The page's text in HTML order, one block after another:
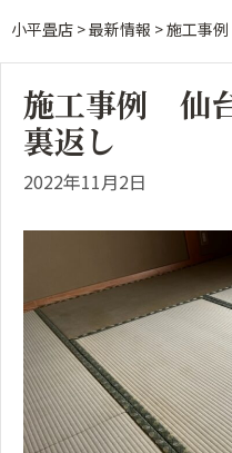
小平畳店 >最新情報 >施工事例
施工事例 仙
裏返し
2022年11月2日